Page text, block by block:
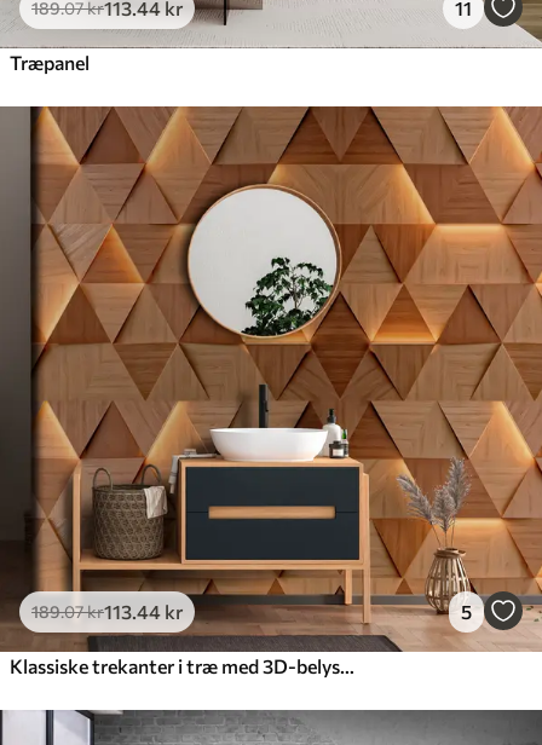
189.07kr113 .44 kr 11
Træpanel
189.07kr113 .44 kr 5